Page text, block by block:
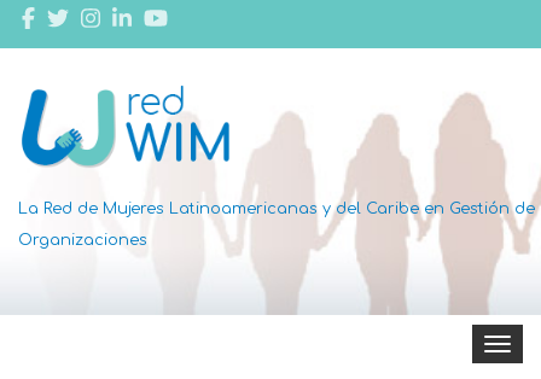
La Red de Mujeres Latinoamericanas y del Caribe en Gestión de
Organizaciones
Toggle